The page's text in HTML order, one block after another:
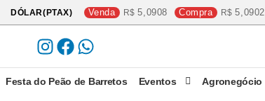
DÓLAR(PTAX) Venda 5,0908 Compra 5,0902
Festa do Peão de Barretos Eventos Agronegócio